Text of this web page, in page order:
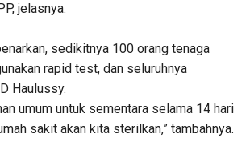
jelasnya.
sedikitnya 100 orang tenaga
rapid test, dan seluruhnya
Haulussy.
umum untuk sementara selama 14 hari
sakit akan kita sterilkan,” tambahnya.